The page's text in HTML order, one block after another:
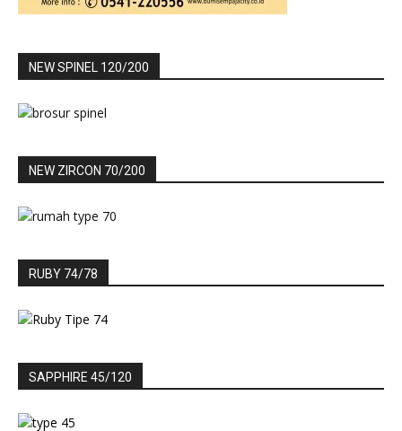
NEW SPINEL 120/200
NEW ZIRCON 70/200
RUBY 74/78
SAPPHIRE 45/120